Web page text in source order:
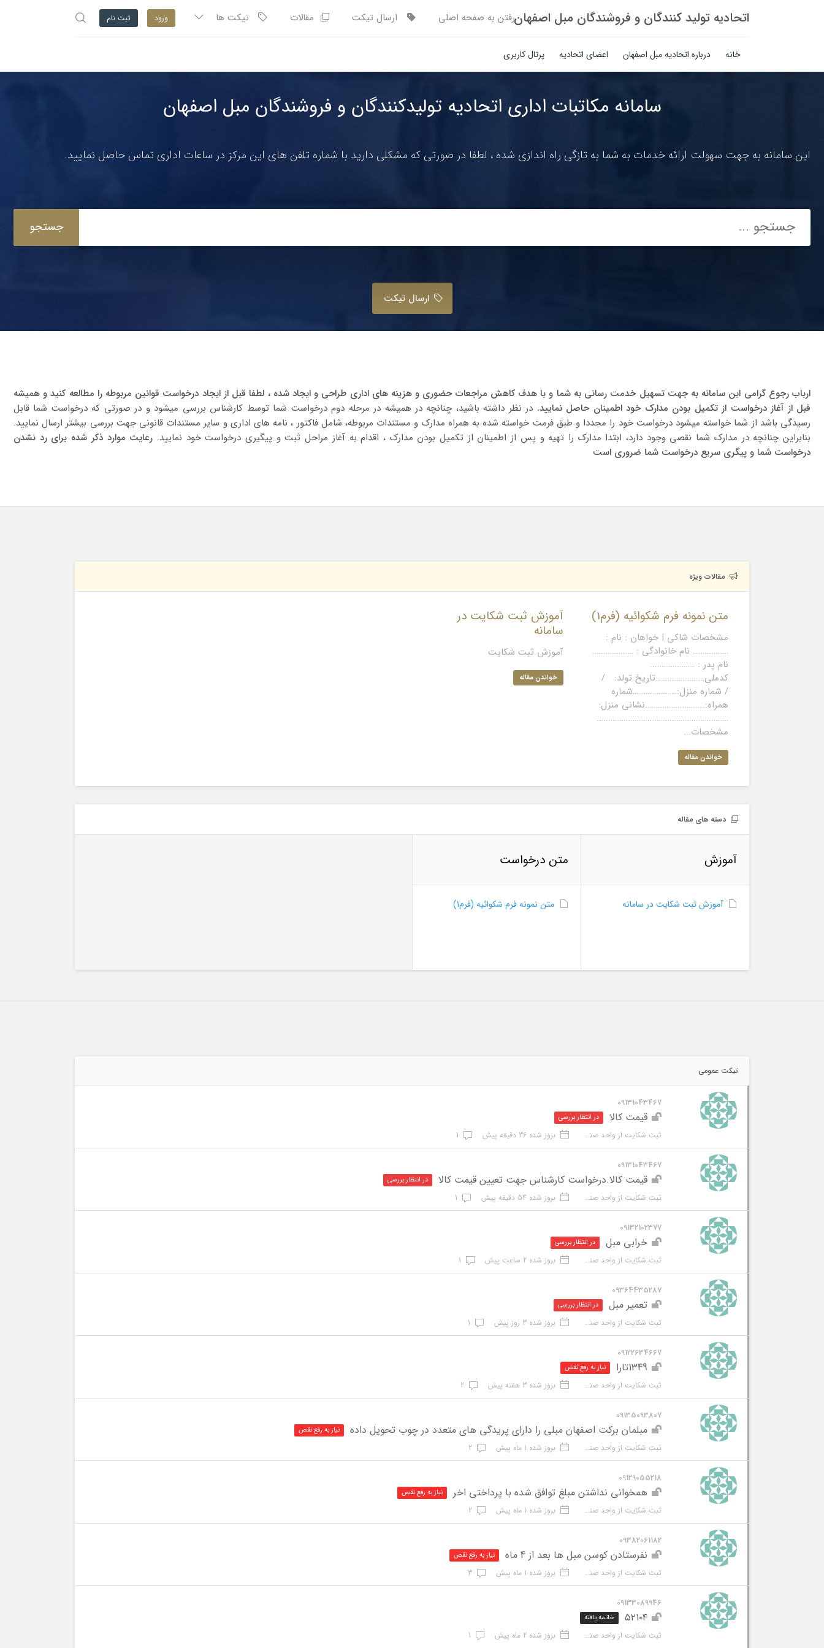
اتحادیه تولید کنندگان و فروشندگان مبل اصفهانرفتن به صفحه اصلی ارسال تیکت مقالات تیکت ها ورود ثبت نام
خانه درباره اتحادیه مبل اصفهان اعضای اتحادیه پرتال کاربری
سامانه مکاتبات اداری اتحادیه تولیدکنندگان و فروشندگان مبل اصفهان
این سامانه به جهت سهولت ارائه خدمات به شما به تازگی راه اندازی شده ، لطفا در صورتی که مشکلی دارید با شماره تلفن های این مرکز در ساعات اداری تماس حاصل نمایید.
جستجو
ارسال تیکت
ارباب رجوع گرامی این سامانه به جهت تسهیل خدمت رسانی به شما و با هدف کاهش مراجعات حضوری و هزینه های اداری طراحی و ایجاد شده ، لطفا قبل از ایجاد درخواست قوانین مربوطه را مطالعه کنید و همیشه
قبل از آغاز درخواست از تکمیل بودن مدارک خود اطمینان حاصل نمایید. در نظر داشته باشید، چنانچه در همیشه در مرحله دوم درخواست شما توسط کارشناس بررسی میشود و در صورتی که درخواست شما قابل
رسیدگی باشد از شما خواسته میشود درخواست خود را مجددا و طبق فرمت خواسته شده به همراه مدارک و مستندات مربوطه، شامل فاکتور ، نامه های اداری و سایر مستندات قانونی جهت بررسی بیشتر ارسال نمایید.
بنابراین چنانچه در مدارک شما نقصی وجود دارد، ابتدا مدارک را تهیه و پس از اطمینان از تکمیل بودن مدارک ، اقدام به آغاز مراحل ثبت و پیگیری درخواست خود نمایید. رعایت موارد ذکر شده برای رد نشدن
درخواست شما و پیگری سریع درخواست شما ضروری است
مقالات ویژه
متن نمونه فرم شکوائیه (فرم1)
مشخصات شاکی | خواهان : نام :
………………. نام خانوادگی : ………………….
نام پدر : ……………………
کدملی……………………..تاریخ تولد: /
/ شماره منزل:……………………شماره
همراه:…………………………..نشانی منزل:
……………………………………………………………..
مشخصات...
خواندن مقاله
آموزش ثبت شکایت در
سامانه
آموزش ثبت شکایت
خواندن مقاله
دسته های مقاله
آموزش
آموزش ثبت شکایت در سامانه
متن درخواست
متن نمونه فرم شکوائیه (فرم1)
تیکت عمومی
09131043467
قیمت کالا در انتظار بررسی
ثبت شکایت از واحد صنفی بروز شده 36 دقیقه پیش
09131043467
قیمت کالا.درخواست کارشناس جهت تعیین قیمت کالا در انتظار بررسی
ثبت شکایت از واحد صنفی بروز شده 54 دقیقه پیش
09132102377
خرابی مبل در انتظار بررسی
ثبت شکایت از واحد صنفی بروز شده 2 ساعت پیش
09364435287
تعمیر مبل در انتظار بررسی
ثبت شکایت از واحد صنفی بروز شده 3 روز پیش
09122634667
نیاز به رفع نقص
ثبت شکایت از واحد صنفی بروز شده 3 هفته پیش
09135093807
مبلمان برکت اصفهان مبلی را دارای پریدگی های متعدد در چوب تحویل داده نیاز به رفع نقص
ثبت شکایت از واحد صنفی بروز شده 1 ماه پیش
09129055218
همخوانی نداشتن مبلغ توافق شده با پرداختی اخر نیاز به رفع نقص
ثبت شکایت از واحد صنفی بروز شده 1 ماه پیش
09382061182
نفرستادن کوسن مبل ها بعد از 4 ماه نیاز به رفع نقص
ثبت شکایت از واحد صنفی بروز شده 1 ماه پیش
09133089946
خاتمه یافته
ثبت شکایت از واحد صنفی بروز شده 2 ماه پیش